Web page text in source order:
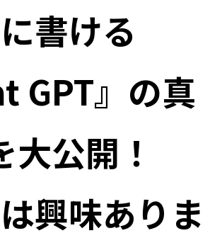
書ける
GPT』の真
大公開！
興味ありま